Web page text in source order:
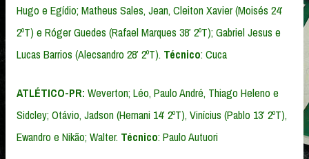
Hugo e Egídio; Matheus Sales, Jean, Cleiton Xavier (Moisés 24′
2ºT) e Róger Guedes (Rafael Marques 38′ 2ºT); Gabriel Jesus e
Lucas Barrios (Alecsandro 28′ 2ºT). Técnico: Cuca
ATLÉTICO-PR: Weverton; Léo, Paulo André, Thiago Heleno e
Sidcley; Otávio, Jadson (Hernani 14′ 2ºT), Vinícius (Pablo 13′ 2ºT),
Ewandro e Nikão; Walter. Técnico: Paulo Autuori